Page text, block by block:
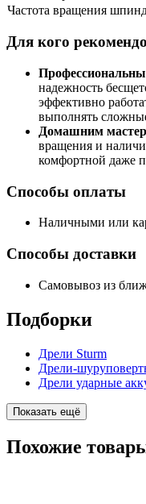
Частота вращения
Для кого
надежность
эффективно
выполнять
Домашним
вращения и
комфортной даже
Способы оплаты
Наличными или
Способы доставки
Самовывоз из
Подборки
Дрели Sturm
Дрели-
Дрели ударные
Показать ещё
Похожие